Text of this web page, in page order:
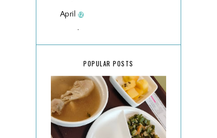
April 12
March
2025134
December15
November
POPULAR POSTS